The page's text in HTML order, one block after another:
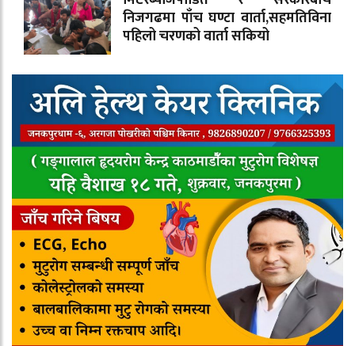
निजगढमा पाँच घण्टा वार्ता,सहमतिविना
पहिलो चरणको वार्ता सकियो